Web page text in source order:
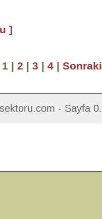
]
1 | 2 | 3 | 4 |
- Sayfa